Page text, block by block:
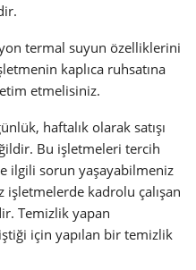
termal suyun özelliklerini
kaplıca ruhsatına
etmelisiniz.
haftalık olarak satışı
Bu işletmeleri tercih
ilgili sorun yaşayabilmeniz
kadrolu çalışan
Temizlik yapan
için yapılan bir temizlik